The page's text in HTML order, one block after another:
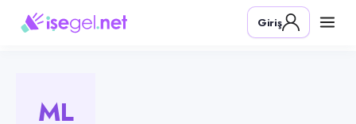
Pozisyon
Depo Görevlisi (Bay)
Kategori
Giriş
ML